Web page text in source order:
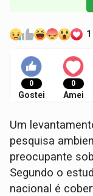
0
Gostei
0
Amei
Um
pesquisa
preocupante
Segundo o
nacional é